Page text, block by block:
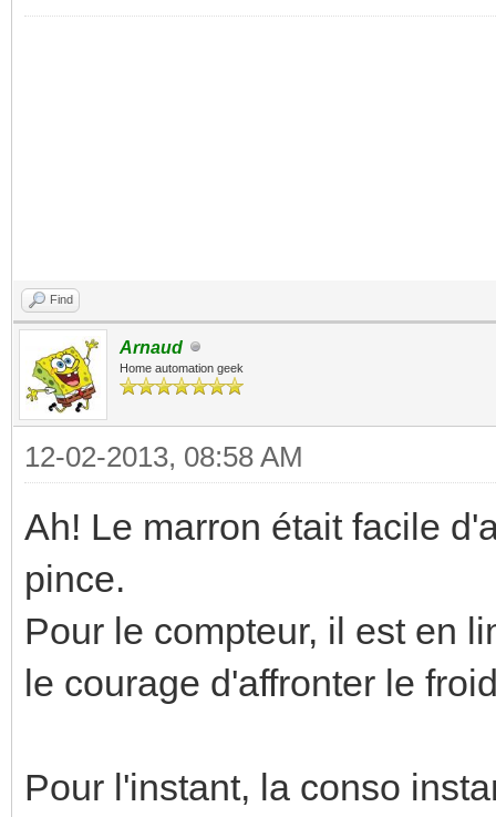
Find
Arnaud
Home automation geek
12-02-2013, 08:58 AM
Ah! Le marron était facile
pince.
Pour le compteur, il est en
le courage d'affronter le
Pour l'instant, la conso